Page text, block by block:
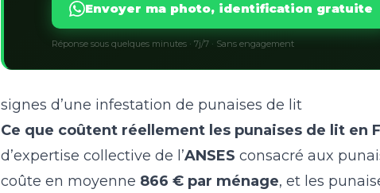
Envoyer ma photo, identification gratuite
Réponse sous quelques minutes · 7j/7 · Sans engagement
signes d’une infestation de punaises de lit
Ce que coûtent réellement les punaises de lit en
d’expertise collective de l’ANSES consacré aux
coûte en moyenne 866 € par ménage, et les